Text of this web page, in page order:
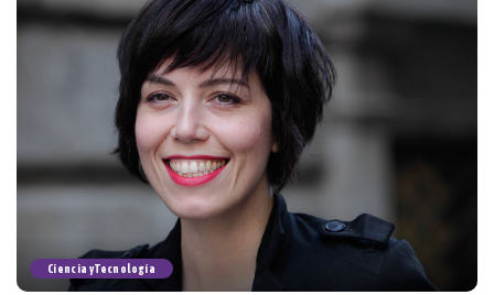
Ciencia y Tecnología